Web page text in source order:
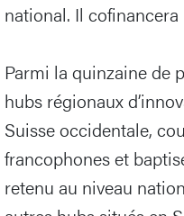
national. Il
Parmi la quinzaine de
hubs régionaux
Suisse occidentale,
francophones et
retenu au niveau